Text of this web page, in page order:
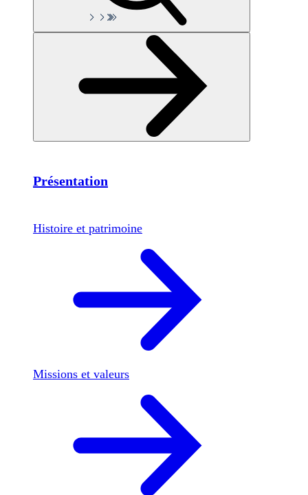
Présentation
Histoire et patrimoine
Missions et valeurs